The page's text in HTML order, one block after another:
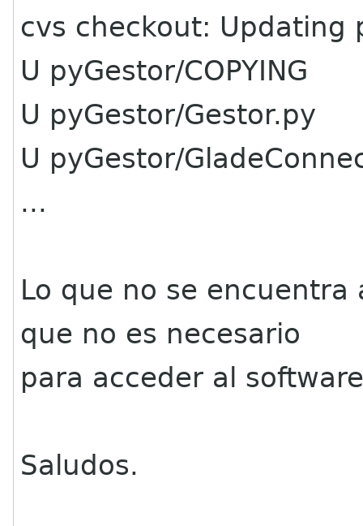
cvs checkout: Updating
U pyGestor/COPYING
U pyGestor/Gestor.py
U pyGestor/
...
Lo que no se
que no es necesario
para acceder al
Saludos.